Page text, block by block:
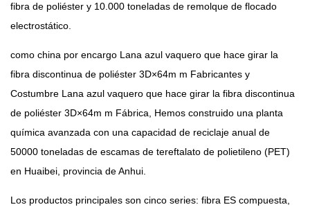
fibra de poliéster y 10.000 toneladas de remolque de flocado
electrostático.
como china por encargo Lana azul vaquero que hace girar la
fibra discontinua de poliéster 3D×64m m Fabricantes y
Costumbre Lana azul vaquero que hace girar la fibra discontinua
de poliéster 3D×64m m Fábrica, Hemos construido una planta
química avanzada con una capacidad de reciclaje anual de
50000 toneladas de escamas de tereftalato de polietileno (PET)
en Huaibei, provincia de Anhui.
Los productos principales son cinco series: fibra ES compuesta,